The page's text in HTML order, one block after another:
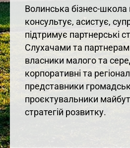
Волинська бізнес-школа
консультує, асистує,
підтримує партнерські
Слухачами та
власники малого та
корпоративні та
представники
проєктувальники
стратегій розвитку.